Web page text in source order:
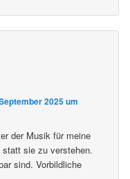
2025 um
der Musik für meine
sie zu verstehen.
sind. Vorbildliche